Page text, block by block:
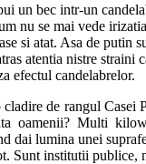
un bec intr-un
nu se mai vede
si atat. Asa de putin
atentia nistre straini
efectul candelabrelor.
de rangul
oamenii? Multi
dai lumina unei
Sunt institutii publice,